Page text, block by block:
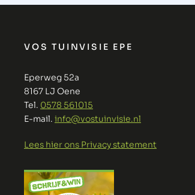
VOS TUINVISIE EPE
Eperweg 52a
8167 LJ Oene
Tel. 0578 561015
E-mail. info@vostuinvisie.nl
Lees hier ons Privacy statement